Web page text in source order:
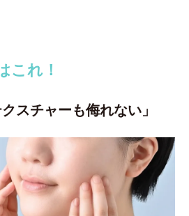
これ！
スチャーも侮れない」